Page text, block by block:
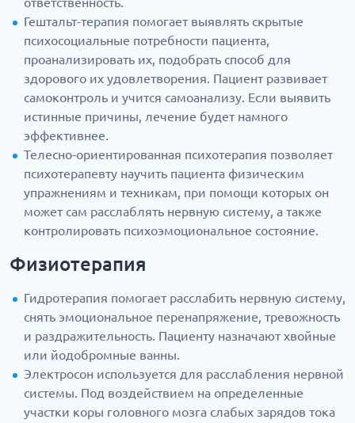
Гештальт-терапия помогает выявлять скрытые
психосоциальные потребности пациента,
проанализировать их, подобрать способ для
здорового их удовлетворения. Пациент развивает
самоконтроль и учится самоанализу. Если выявить
истинные причины, лечение будет намного
эффективнее.
Телесно-ориентированная психотерапия позволяет
психотерапевту научить пациента физическим
упражнениям и техникам, при помощи которых он
может сам расслаблять нервную систему, а также
контролировать психоэмоциональное состояние.
Физиотерапия
Гидротерапия помогает расслабить нервную систему,
снять эмоциональное перенапряжение, тревожность
и раздражительность. Пациенту назначают хвойные
или йодобромные ванны.
Электросон используется для расслабления нервной
системы. Под воздействием на определенные
участки коры головного мозга слабых зарядов тока